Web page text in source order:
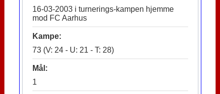
16-03-2003 i turnerings-kampen hjemme
mod FC Aarhus
Kampe:
73 (V: 24 - U: 21 - T: 28)
Mål:
1